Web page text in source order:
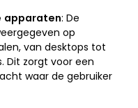
apparaten: De
op
van desktops tot
Dit zorgt voor een
waar de gebruiker